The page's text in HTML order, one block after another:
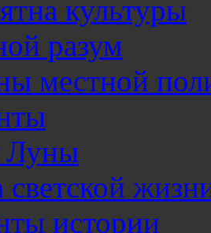
культуры
разум
местной
Луны
светской
истории